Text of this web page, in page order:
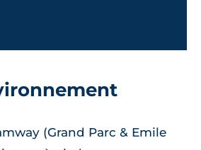
(Grand Parc & Emile